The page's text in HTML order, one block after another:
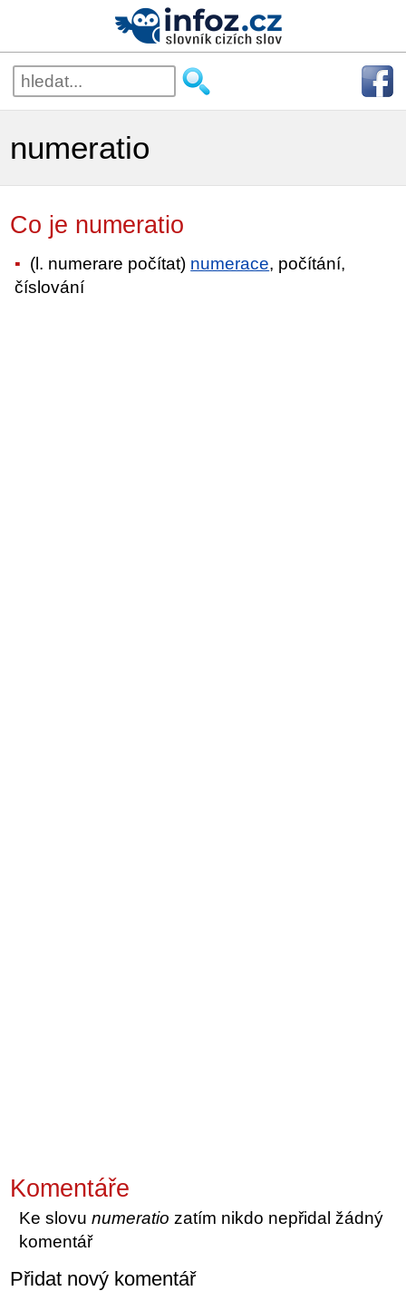
numeratio
Co je numeratio
(l. numerare počítat) numerace, počítání,
číslování
Komentáře
Ke slovunumeratio zatím nikdo nepřidal žádný
komentář
Přidat nový komentář